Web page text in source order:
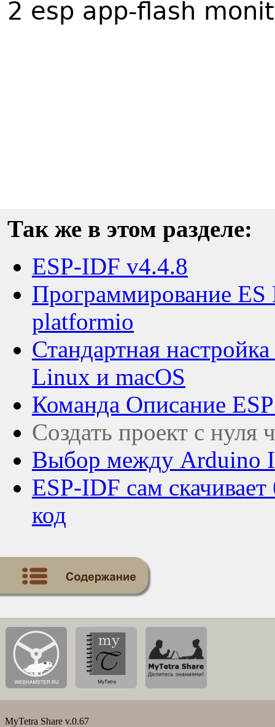
2 esp app-flash
Так же в этом разделе:
ESP-IDF v4.4.8
Программирование ES
platformio
Стандартная
Linux и macOS
Команда Описание
Создать проект с нуля
Выбор между Arduino
ESP-IDF сам
код
MyTetra Share v.0.67